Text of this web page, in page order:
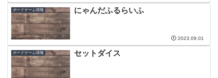
ボードゲーム情報 にゃんだふるらいふ
2023.09.01
ボードゲーム情報 セットダイス